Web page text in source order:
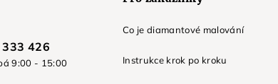
426
9:00 - 15:00
Co je diamantové malování
Instrukce krok po kroku